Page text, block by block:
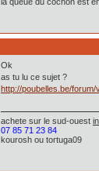
Ok
as tu lu ce sujet ?
http://poubelles.be/
achete sur le sud-ouest
07 85 71 23 84
kourosh ou tortuga09